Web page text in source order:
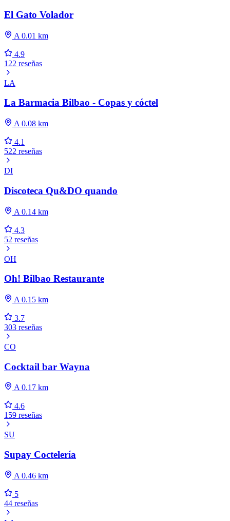
El Gato Volador
A 0.01 km
4.9
122 reseñas
LA
La Barmacia Bilbao - Copas y cóctel
A 0.08 km
4.1
522 reseñas
DI
Discoteca Qu&DO quando
A 0.14 km
4.3
52 reseñas
OH
Oh! Bilbao Restaurante
A 0.15 km
3.7
303 reseñas
CO
Cocktail bar Wayna
A 0.17 km
4.6
159 reseñas
SU
Supay Coctelería
A 0.46 km
5
44 reseñas